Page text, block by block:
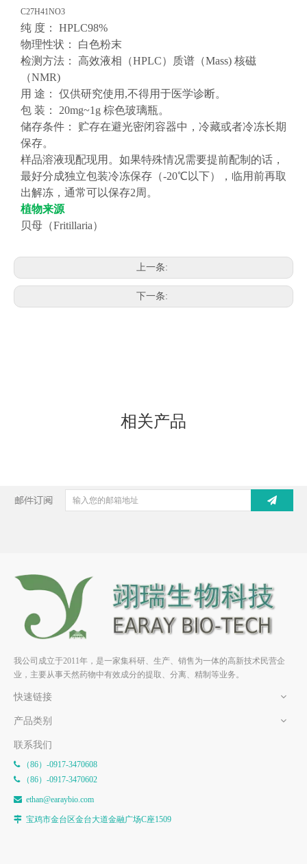
C27H41NO3
纯 度： HPLC98%
物理性状： 白色粉末
检测方法： 高效液相（HPLC）质谱（Mass) 核磁
（NMR)
用 途： 仅供研究使用,不得用于医学诊断。
包 装： 20mg~1g 棕色玻璃瓶。
储存条件： 贮存在避光密闭容器中，冷藏或者冷冻长期
保存。
样品溶液现配现用。如果特殊情况需要提前配制的话，
最好分成独立包装冷冻保存（-20℃以下），临用前再取
出解冻，通常可以保存2周。
植物来源
贝母（Fritillaria）
上一条:
下一条:
相关产品
贝母甲素 HPLC>98% 中药标
准品 对照品
我公司成立于2011年，是一家集科研、生产、销售为一体的高新技术民营企
业，主要从事天然药物中有效成分的提取、分离、精制等业务。
快速链接
产品类别
联系我们
（86）-0917-3470608
（86）-0917-3470602
 ethan@earaybio.com
 宝鸡市金台区金台大道金融广场C座1509